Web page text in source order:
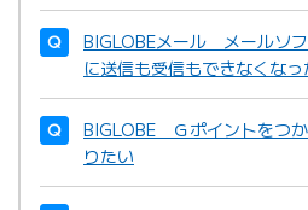
BIGLOBEメール メールソ
に送信も受信もできなくなっ
BIGLOBE Ｇポイントをつ
りたい